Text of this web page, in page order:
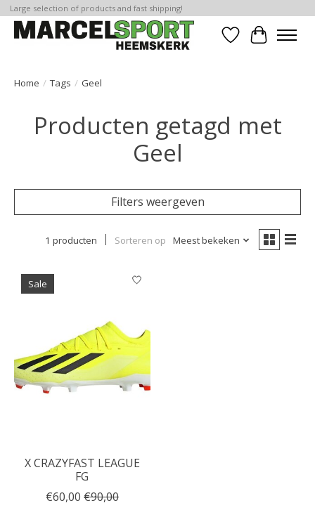
Large selection of products and fast shipping!
Verlanglijst
Home / Tags / Geel
Producten getagd met
Geel
Filters weergeven
1 producten Sorteren op Meest bekeken
Sale
X CRAZYFAST LEAGUE
FG
€60,00 €90,00